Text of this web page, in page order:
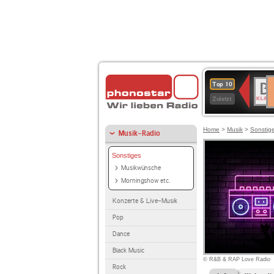
Top 10
Zuletzt
BR-
Musik-Radio
Sonstiges
Musikwünsche
Morningshow etc.
Konzerte & Live-Musik
Pop
Dance
Black Music
Rock
Home > Musik >
© R&B & RAP Love Radio